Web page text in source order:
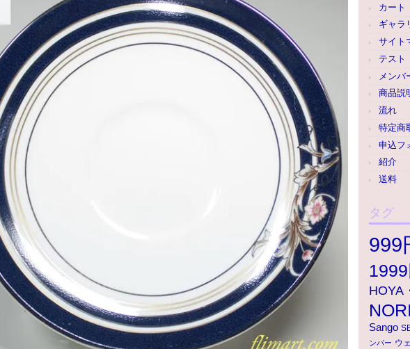
カート
ギャラ
サイト
テスト
メンバ
商品説
流れ
特定商
申込フ
紹介
送料
タグ
999
1999
HOYA
Sango
ンバー ウ